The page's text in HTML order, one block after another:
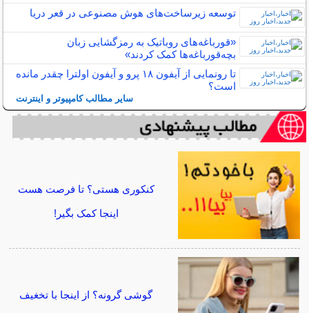
توسعه زیرساخت‌های هوش مصنوعی در قعر دریا
«قورباغه‌های روباتیک به رمزگشایی زبان
بچه‌قورباغه‌ها کمک کردند»
تا رونمایی از آیفون ۱۸ پرو و آیفون اولترا چقدر مانده
است؟
سایر مطالب کامپیوتر و اینترنت
کنکوری هستی؟ تا فرصت هست
اینجا کمک بگیر!
گوشی گرونه؟ از اینجا با تخغیف